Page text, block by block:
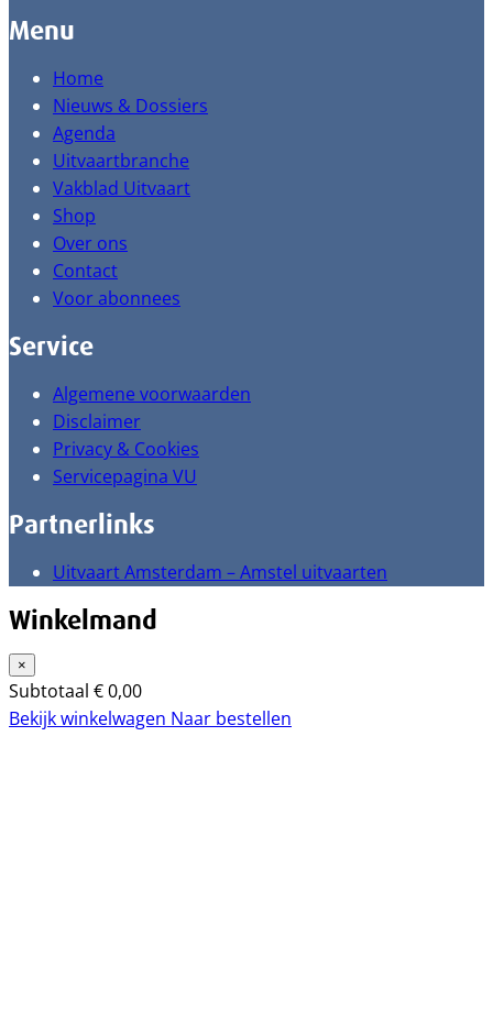
Menu
Home
Nieuws & Dossiers
Agenda
Uitvaartbranche
Vakblad Uitvaart
Shop
Over ons
Contact
Voor abonnees
Service
Algemene voorwaarden
Disclaimer
Privacy & Cookies
Servicepagina VU
Partnerlinks
Uitvaart Amsterdam – Amstel uitvaarten
Winkelmand
×
Subtotaal €0,00
Bekijk winkelwagen Naar bestellen